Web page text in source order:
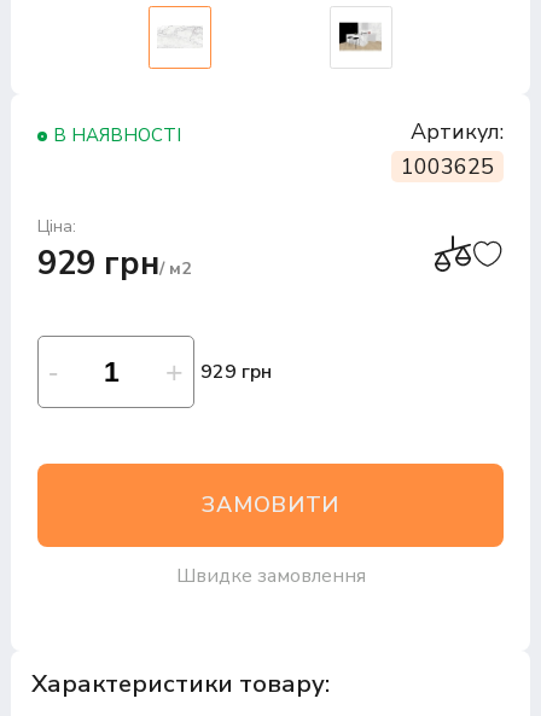
В НАЯВНОСТІ
Артикул:
1003625
Ціна:
929 грн/ м2
929 грн
ЗАМОВИТИ
Швидке замовлення
Характеристики товару: